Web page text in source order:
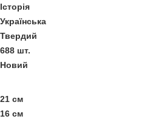
Історія
Українська
Твердий
688 шт.
Новий
21 см
16 см